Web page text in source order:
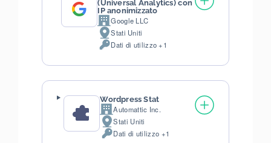
(Universal Analytics) con
IP anonimizzato
Azienda:Google LLC
Luogo
del
Stati Uniti
Dati
trattati:
Dati di utilizzo +1
Wordpress Stat
Azienda:Automattic Inc.
Luogo
del
Stati Uniti
DatiDati di utilizzo +1